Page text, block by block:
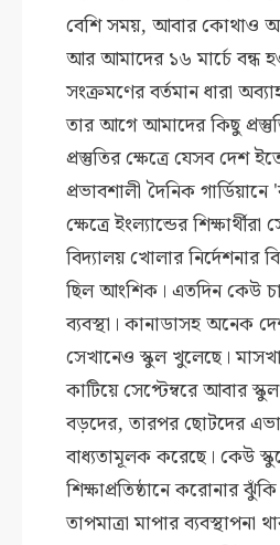
বেশি সময়, আবার কোথাও অল্প
আর আমাদের ১৬ মার্চে বন্ধ
সংক্রমণের বর্তমান ধারা
তার আগে আমাদের কিছু
প্রস্তুতির ক্ষেত্রে যেসব দেশ
প্রভাবশালী দৈনিক
ক্ষেত্রে ইংল্যান্ডের
বিদ্যালয় খোলার
ছিল আংশিক। এতদিন কেউ
ব্যবস্থা। কানাডাসহ অনেক
সেখানেও স্কুল খুলেছে।
কাটিয়ে সেপ্টেম্বরে আবার
বড়দের, তারপর ছোটদের
বাধ্যতামূলক করেছে। কেউ
শিক্ষাপ্রতিষ্ঠানে করোনার
তাপমাত্রা মাপার